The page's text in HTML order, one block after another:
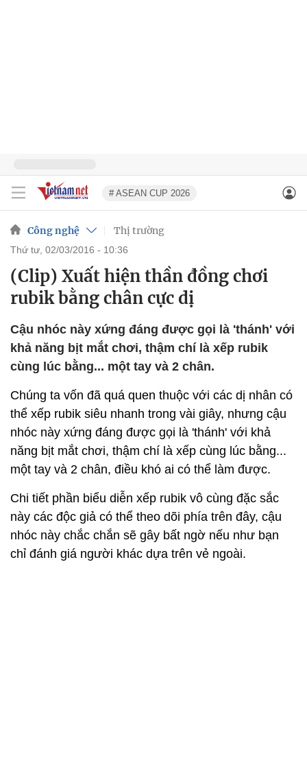
# ASEAN CUP 2026
Công nghệ Thị trường
thứ tư, 02/03/2016 - 10:36
(Clip) Xuất hiện thần đồng chơi
rubik bằng chân cực dị
Cậu nhóc này xứng đáng được gọi là 'thánh' với
khả năng bịt mắt chơi, thậm chí là xếp rubik
cùng lúc bằng... một tay và 2 chân.
Chúng ta vốn đã quá quen thuộc với các dị nhân có
thể xếp rubik siêu nhanh trong vài giây, nhưng cậu
nhóc này xứng đáng được gọi là 'thánh' với khả
năng bịt mắt chơi, thậm chí là xếp cùng lúc bằng...
một tay và 2 chân, điều khó ai có thể làm được.
Chi tiết phần biểu diễn xếp rubik vô cùng đặc sắc
này các độc giả có thể theo dõi phía trên đây, cậu
nhóc này chắc chắn sẽ gây bất ngờ nếu như bạn
chỉ đánh giá người khác dựa trên vẻ ngoài.